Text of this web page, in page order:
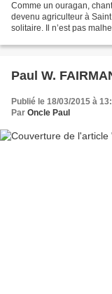
Comme un ouragan,
devenu agriculteur à
solitaire. Il n’est pas
Paul W.
Publié le 18/03/2015 à
Par Oncle Paul